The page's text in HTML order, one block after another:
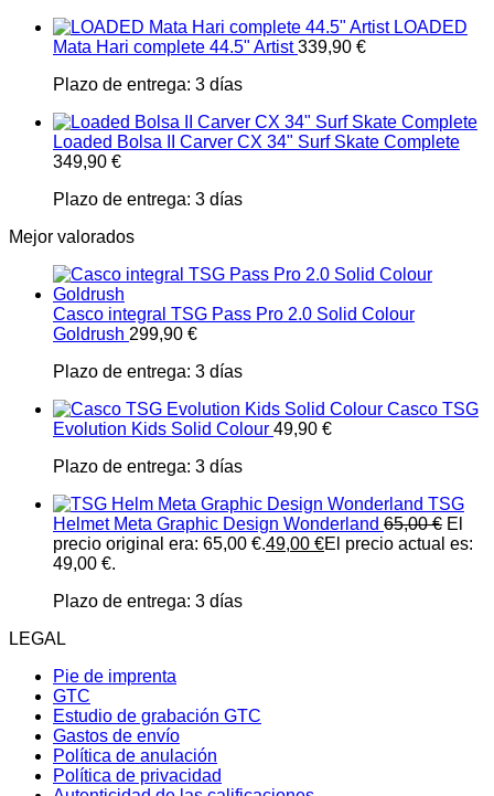
LOADED
Mata Hari complete 44.5" Artist 339,90 €
Plazo de entrega: 3 días
Loaded Bolsa II Carver CX 34" Surf Skate Complete
349,90 €
Plazo de entrega: 3 días
Mejor valorados
Casco integral TSG Pass Pro 2.0 Solid Colour
Goldrush 299,90 €
Plazo de entrega: 3 días
Casco TSG
Evolution Kids Solid Colour 49,90 €
Plazo de entrega: 3 días
TSG
Helmet Meta Graphic Design Wonderland 65,00€ El
precio original era: 65,00 €.49,00 €El precio actual es:
49,00 €.
Plazo de entrega: 3 días
LEGAL
Pie de imprenta
GTC
Estudio de grabación GTC
Gastos de envío
Política de anulación
Política de privacidad